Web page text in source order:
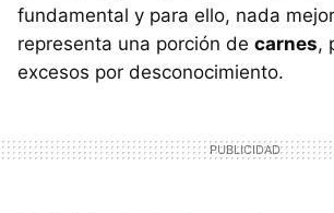
fundamental y para ello, nada
representa una porción de carnes,
excesos por desconocimiento.